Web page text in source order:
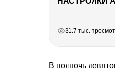
31.7 тыс.
В полночь